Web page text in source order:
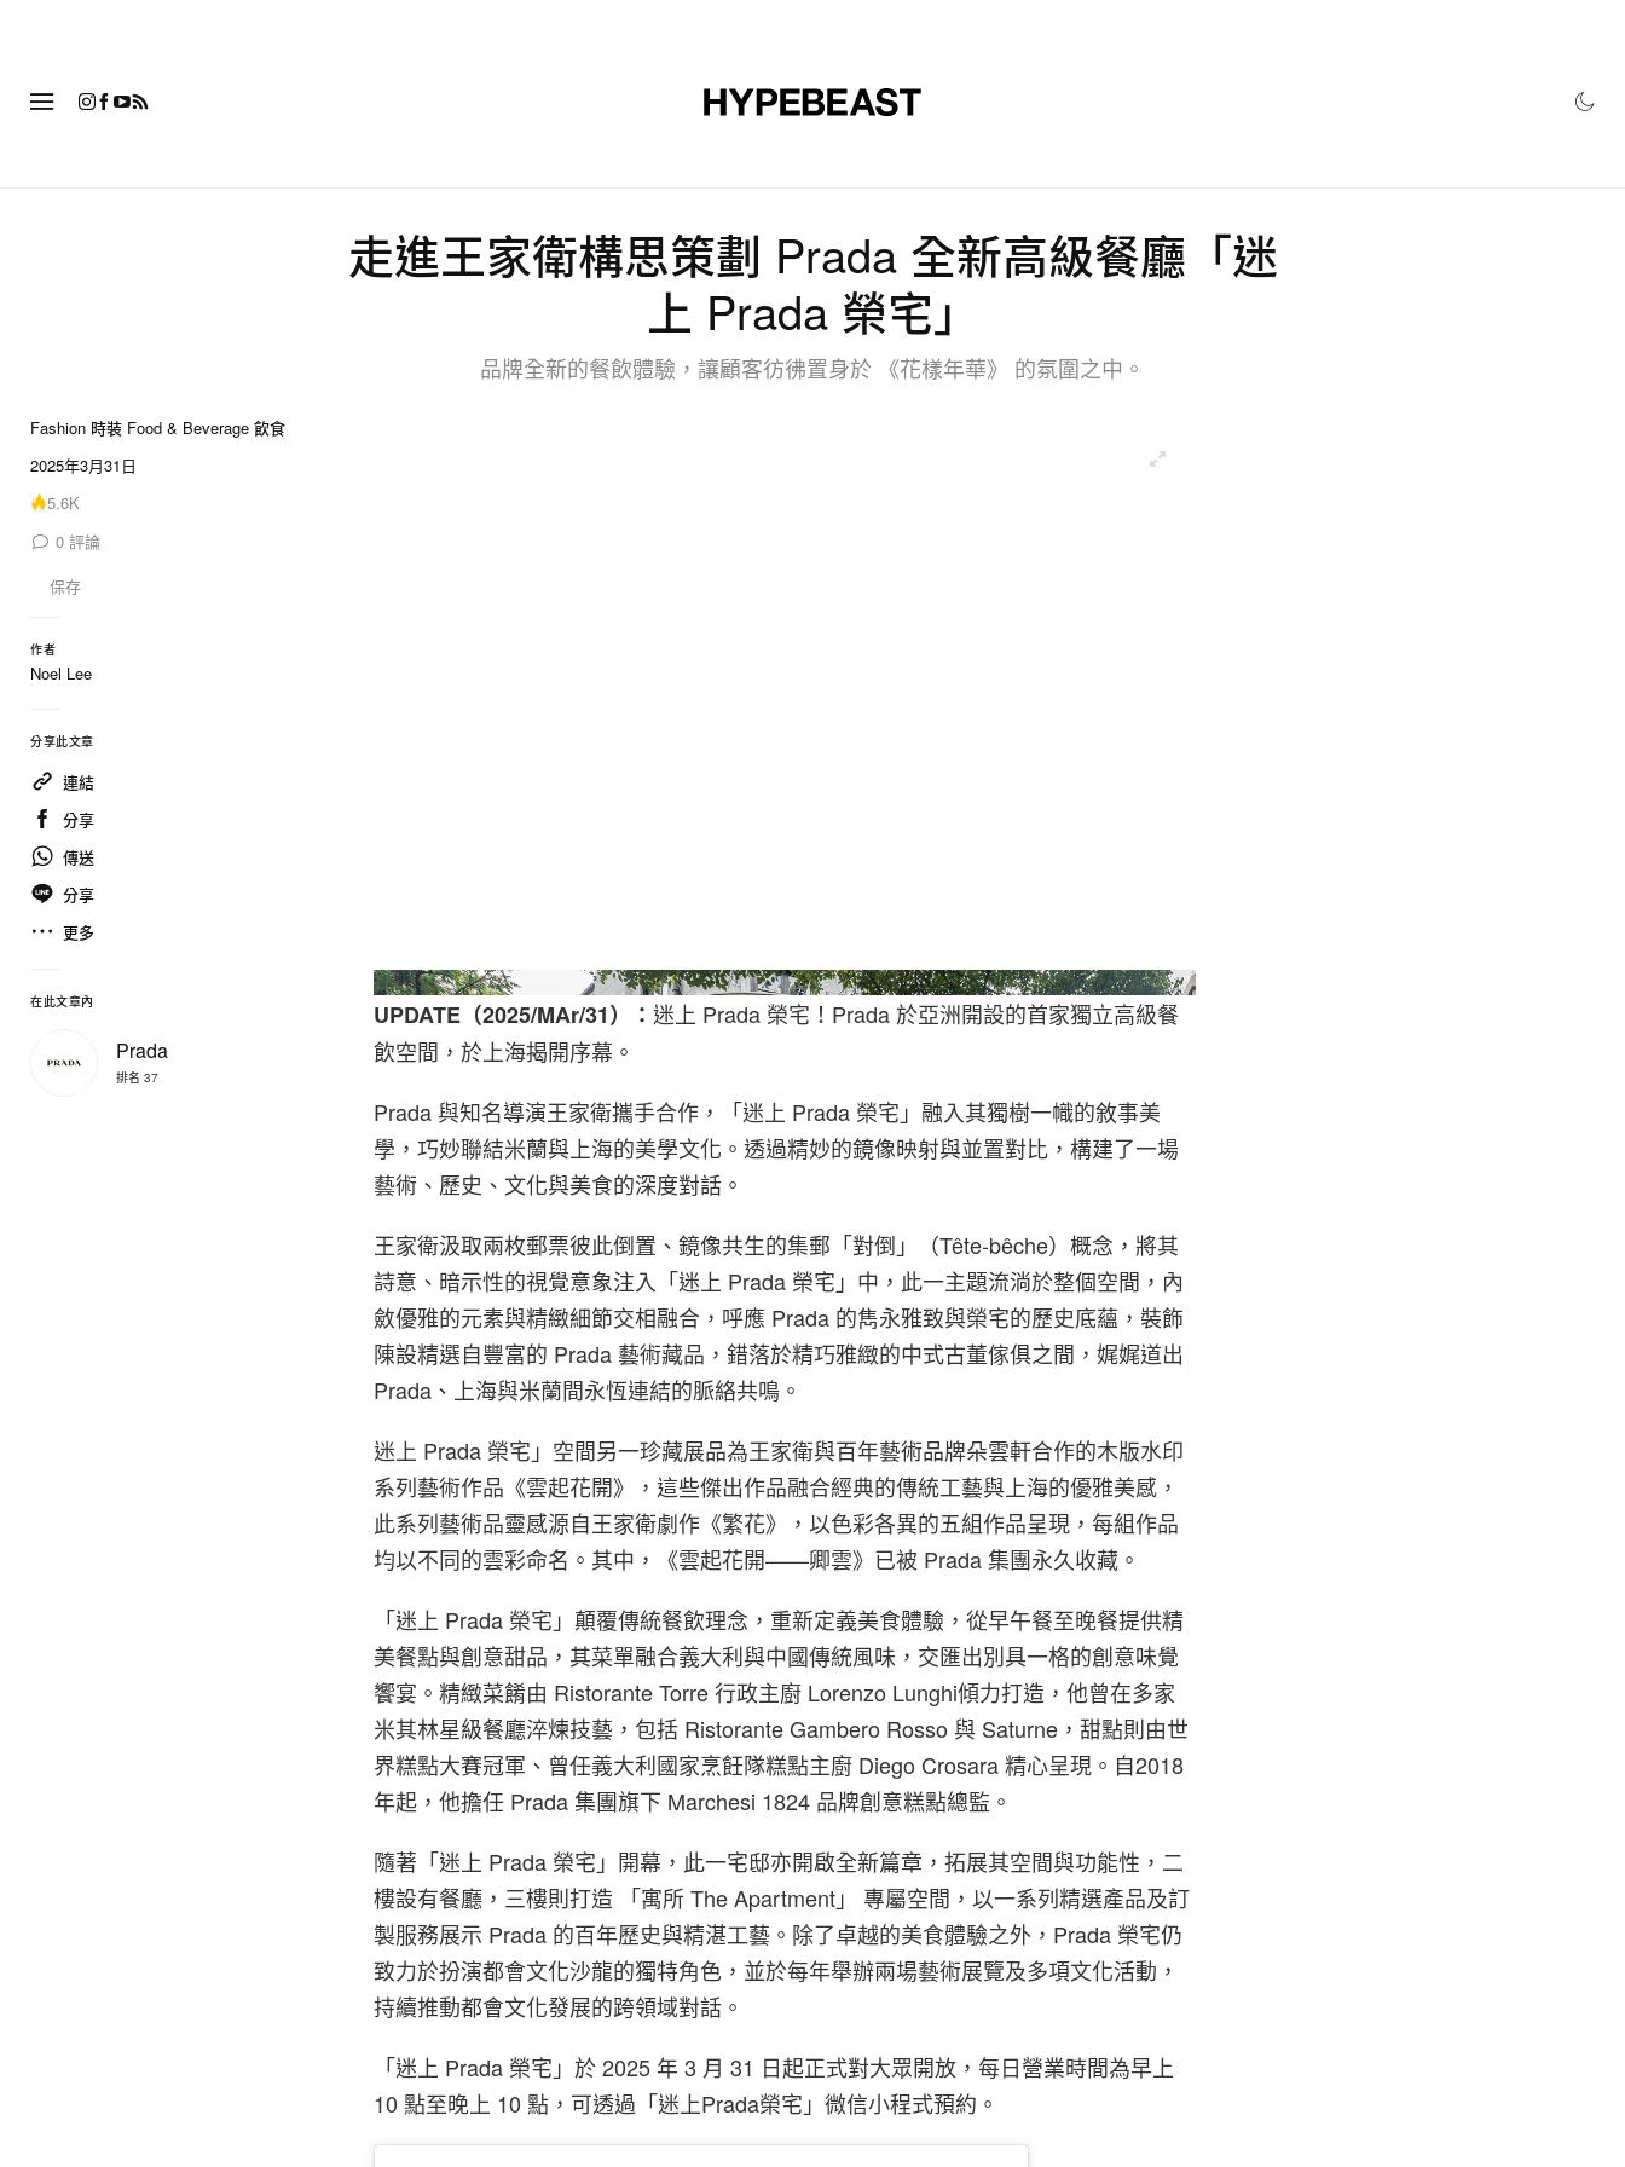
走進王家衛構思策劃 Prada 全新高級餐廳「迷
上 Prada 榮宅」
品牌全新的餐飲體驗，讓顧客彷彿置身於 《花樣年華》 的氛圍之中。
Fashion 時裝 Food & Beverage 飲食
2025年3月31日
5.6K
0 評論
保存
作者
Noel Lee
分享此文章
連結
分享
傳送
分享
更多
在此文章內
Prada
排名 37
Hu Chengwei/Getty Images
UPDATE（2025/MAr/31）： 迷上 Prada 榮宅！Prada 於亞洲開設的首家獨立高級餐
飲空間，於上海揭開序幕。
Prada 與知名導演王家衛攜手合作，「迷上 Prada 榮宅」融入其獨樹一幟的敘事美
學，巧妙聯結米蘭與上海的美學文化。透過精妙的鏡像映射與並置對比，構建了一場
藝術、歷史、文化與美食的深度對話。
王家衛汲取兩枚郵票彼此倒置、鏡像共生的集郵「對倒」（Tête-bêche）概念，將其
詩意、暗示性的視覺意象注入「迷上 Prada 榮宅」中，此一主題流淌於整個空間，內
斂優雅的元素與精緻細節交相融合，呼應 Prada 的雋永雅致與榮宅的歷史底蘊，裝飾
陳設精選自豐富的 Prada 藝術藏品，錯落於精巧雅緻的中式古董傢俱之間，娓娓道出
Prada、上海與米蘭間永恆連結的脈絡共鳴。
迷上 Prada 榮宅」空間另一珍藏展品為王家衛與百年藝術品牌朵雲軒合作的木版水印
系列藝術作品《雲起花開》，這些傑出作品融合經典的傳統工藝與上海的優雅美感，
此系列藝術品靈感源自王家衛劇作《繁花》，以色彩各異的五組作品呈現，每組作品
均以不同的雲彩命名。其中，《雲起花開——卿雲》已被 Prada 集團永久收藏。
「迷上 Prada 榮宅」顛覆傳統餐飲理念，重新定義美食體驗，從早午餐至晚餐提供精
美餐點與創意甜品，其菜單融合義大利與中國傳統風味，交匯出別具一格的創意味覺
饗宴。精緻菜餚由 Ristorante Torre 行政主廚 Lorenzo Lunghi傾力打造，他曾在多家
米其林星級餐廳淬煉技藝，包括 Ristorante Gambero Rosso 與 Saturne，甜點則由世
界糕點大賽冠軍、曾任義大利國家烹飪隊糕點主廚 Diego Crosara 精心呈現。自2018
年起，他擔任 Prada 集團旗下 Marchesi 1824 品牌創意糕點總監。
隨著「迷上 Prada 榮宅」開幕，此一宅邸亦開啟全新篇章，拓展其空間與功能性，二
樓設有餐廳，三樓則打造 「寓所 The Apartment」 專屬空間，以一系列精選產品及訂
製服務展示 Prada 的百年歷史與精湛工藝。除了卓越的美食體驗之外，Prada 榮宅仍
致力於扮演都會文化沙龍的獨特角色，並於每年舉辦兩場藝術展覽及多項文化活動，
持續推動都會文化發展的跨領域對話。
「迷上 Prada 榮宅」於 2025 年 3 月 31 日起正式對大眾開放，每日營業時間為早上
10 點至晚上 10 點，可透過「迷上Prada榮宅」微信小程式預約。